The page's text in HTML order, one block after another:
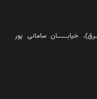
خیابـــــــان سامانی پور